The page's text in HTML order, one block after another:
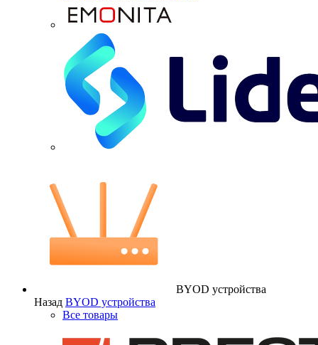
BYOD устройства
Назад BYOD устройства
Все товары